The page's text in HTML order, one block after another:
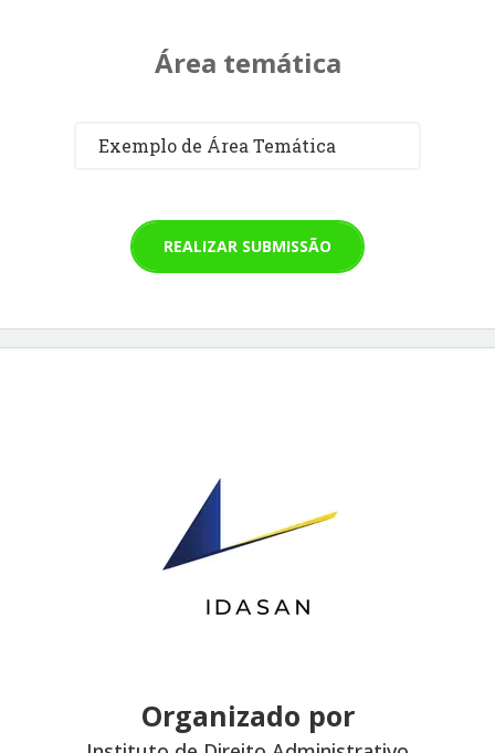
Área temática
Exemplo de Área Temática
REALIZAR SUBMISSÃO
Organizado por